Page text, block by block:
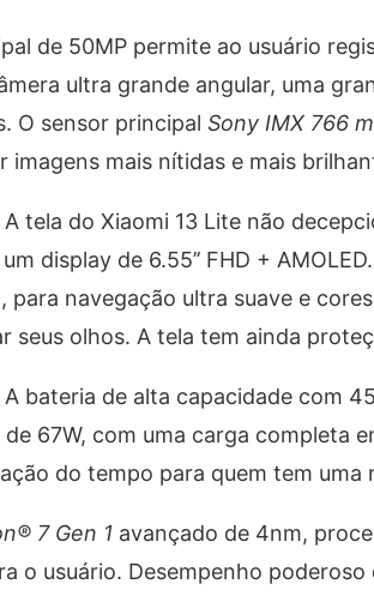
de 50MP permite ao usuário
ultra grande angular, uma
O sensor principal Sony IMX 766
imagens mais nítidas e mais
A tela do Xiaomi 13 Lite não
display de 6.55’’ FHD +
para navegação ultra suave e
seus olhos. A tela tem ainda
A bateria de alta capacidade com
67W, com uma carga completa
do tempo para quem tem uma
7 Gen 1avançado de 4nm,
o usuário. Desempenho